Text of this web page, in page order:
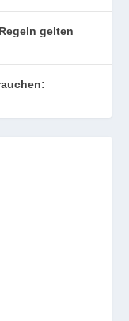
gelten